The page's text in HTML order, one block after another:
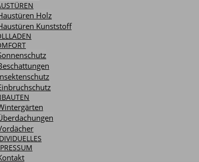
/ Beschattungen /
/ Überdachung / Vordächer
Holz
Kunststoff